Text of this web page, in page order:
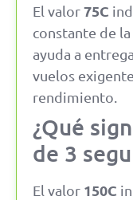
El valor75C
constante de
ayuda a
vuelos
rendimiento.
¿Qué
de 3
El valor 150C